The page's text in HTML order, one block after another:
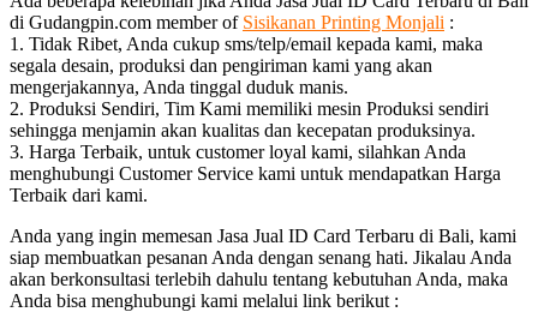
di Gudangpin.com member of Sisikanan Printing Monjali :
1. Tidak Ribet, Anda cukup sms/telp/email kepada kami, maka
segala desain, produksi dan pengiriman kami yang akan
mengerjakannya, Anda tinggal duduk manis.
2. Produksi Sendiri, Tim Kami memiliki mesin Produksi sendiri
sehingga menjamin akan kualitas dan kecepatan produksinya.
3. Harga Terbaik, untuk customer loyal kami, silahkan Anda
menghubungi Customer Service kami untuk mendapatkan Harga
Terbaik dari kami.
Anda yang ingin memesan Jasa Jual ID Card Terbaru di Bali, kami
siap membuatkan pesanan Anda dengan senang hati. Jikalau Anda
akan berkonsultasi terlebih dahulu tentang kebutuhan Anda, maka
Anda bisa menghubungi kami melalui link berikut :